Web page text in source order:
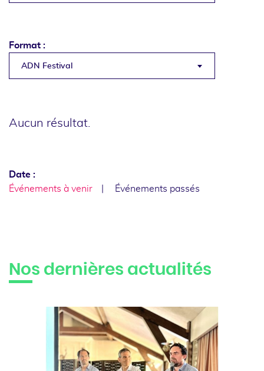
Format :
ADN Festival
Aucun résultat.
Date :
Événements à venir
Événements passés
Nos dernières actualités